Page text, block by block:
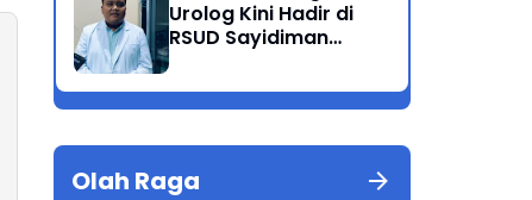
Urolog Kini Hadir di
RSUD Sayidiman
Olah Raga